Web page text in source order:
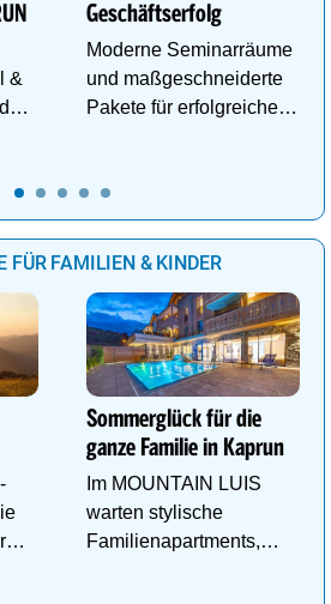
&
Geschäftserfolg
Moderne Seminarräume
und maßgeschneiderte
Pakete für erfolgreiche
FÜR FAMILIEN & KINDER
Sommerglück für die
ganze Familie in Kaprun
Im MOUNTAIN LUIS
warten stylische
Familienapartments,